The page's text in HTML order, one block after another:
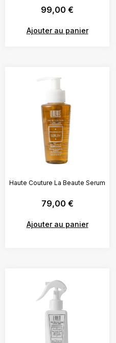
99,00 €
Ajouter au panier
Haute Couture La Beaute Serum
79,00 €
Ajouter au panier